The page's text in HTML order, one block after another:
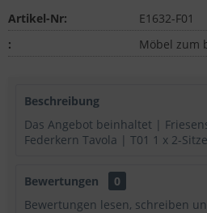
Artikel-Nr:
E1632-F01
:
Möbel zum
Beschreibung
Das Angebot beinhaltet |
Federkern Tavola | T01 1 x 2-
Bewertungen
0
Bewertungen lesen, schreiben